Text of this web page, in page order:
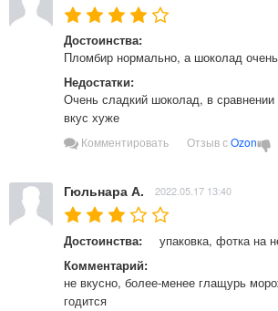
Достоинства:
Пломбир нормально, а шоколад
Недостатки:
Очень сладкий шоколад, в
вкус хуже
Комментировать Отзыв сOzon
Гюльнара А. 2022.05.17 13:40
Достоинства:
упаковка, фотка на
Комментарий:
не вкусно, более-менее глащурь
годится